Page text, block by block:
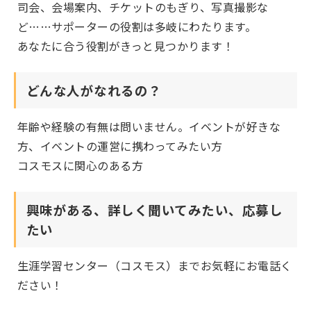
司会、会場案内、チケットのもぎり、写真撮影な
ど……サポーターの役割は多岐にわたります。
あなたに合う役割がきっと見つかります！
どんな人がなれるの？
年齢や経験の有無は問いません。イベントが好きな
方、イベントの運営に携わってみたい方
コスモスに関心のある方
興味がある、詳しく聞いてみたい、応募し
たい
生涯学習センター（コスモス）までお気軽にお電話く
ださい！